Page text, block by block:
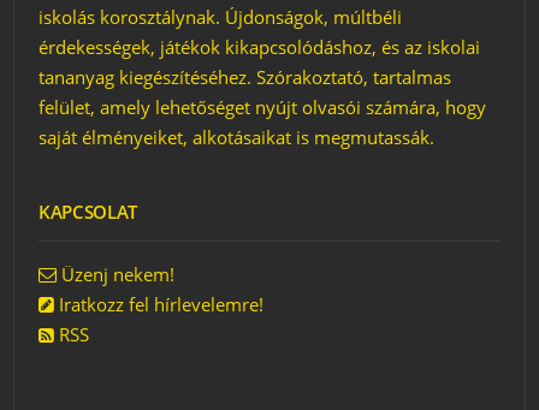
iskolás korosztálynak. Újdonságok, múltbéli
érdekességek, játékok kikapcsolódáshoz, és az iskolai
tananyag kiegészítéséhez. Szórakoztató, tartalmas
felület, amely lehetőséget nyújt olvasói számára, hogy
saját élményeiket, alkotásaikat is megmutassák.
KAPCSOLAT
Üzenj nekem!
Iratkozz fel hírlevelemre!
RSS